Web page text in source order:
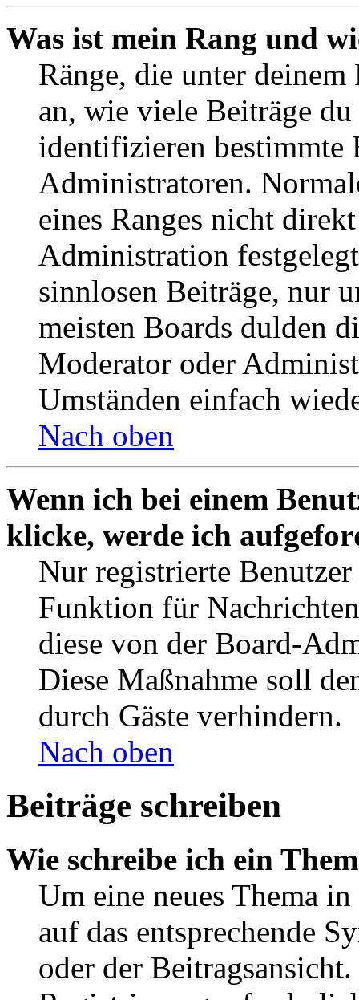
Was ist mein Rang und
Ränge, die unter deinem
an, wie viele Beiträge
identifizieren bestimmte
Administratoren.
eines Ranges nicht
Administration
sinnlosen Beiträge, nur
meisten Boards dulden
Moderator oder
Umständen einfach
Nach oben
Wenn ich bei einem
klicke, werde ich
Nur registrierte
Funktion für
diese von der Board-
Diese Maßnahme soll
durch Gäste verhindern.
Nach oben
Beiträge schreiben
Wie schreibe ich ein
Um eine neues Thema
auf das entsprechende
oder der